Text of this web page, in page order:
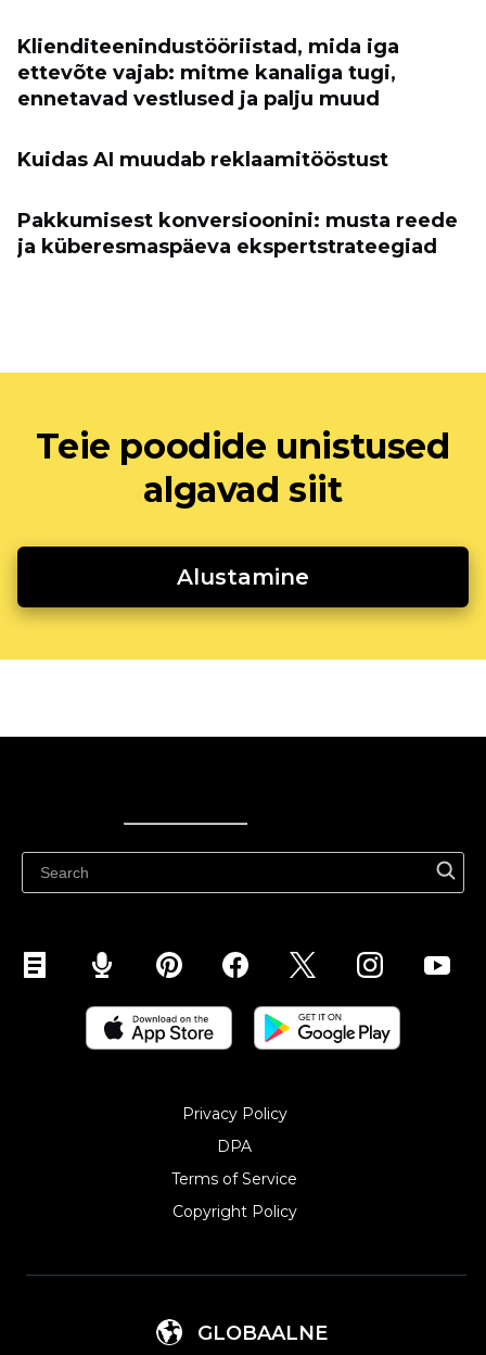
Klienditeenindustööriistad, mida iga
ettevõte vajab: mitme kanaliga tugi,
ennetavad vestlused ja palju muud
Kuidas AI muudab reklaamitööstust
Pakkumisest konversioonini: musta reede
ja küberesmaspäeva ekspertstrateegiad
Teie poodide unistused
algavad siit
Alustamine
Privacy Policy
DPA
Terms of Service
Copyright Policy‎
GLOBAALNE